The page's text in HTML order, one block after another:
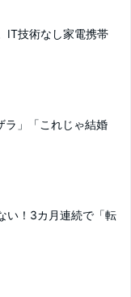
IT技術なし家電携帯
ラ」「これじゃ結婚
い！3カ月連続で「転